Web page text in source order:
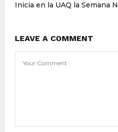
Inicia en la UAQ la Semana
LEAVE A COMMENT